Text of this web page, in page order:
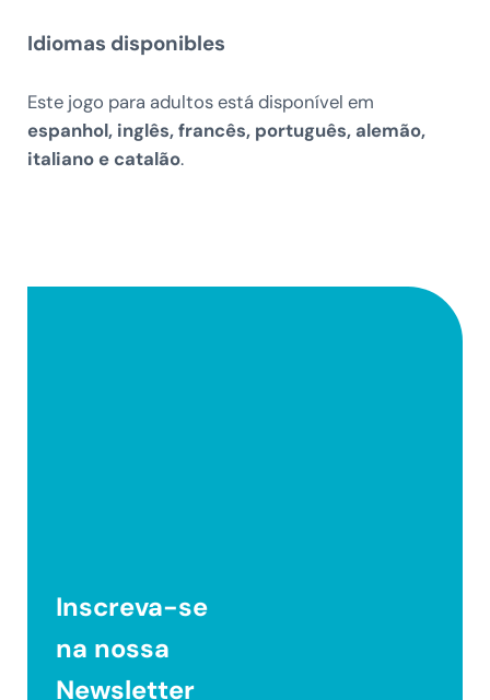
Idiomas disponibles
Este jogo para adultos está disponível em
espanhol, inglês, francês, português, alemão,
italiano e catalão.
Inscreva-se
na nossa
Newsletter